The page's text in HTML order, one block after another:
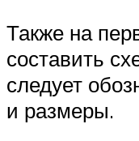
Также на
составить
следует
и размеры.